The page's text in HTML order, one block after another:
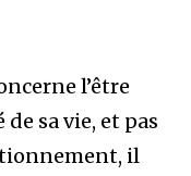
l’être
sa vie, et pas
il